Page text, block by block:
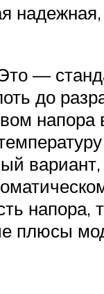
—
до
вариант,
напора,
плюсы